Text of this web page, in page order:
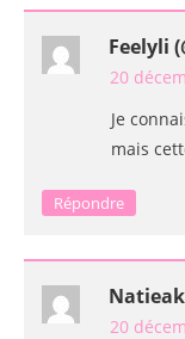
Feelyli
20
Je
mais
Répondre
20